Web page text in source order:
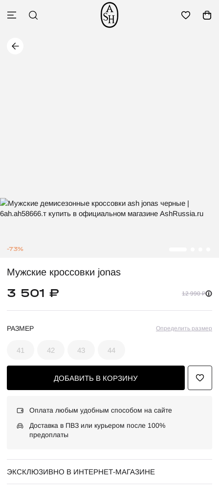
-73%
Мужские кроссовки jonas
3 501 ₽ 12 990 ₽
РАЗМЕР Определить размер
41 42 43 44
ДОБАВИТЬ В КОРЗИНУ
Оплата любым удобным способом на сайте
Доставка в ПВЗ или курьером после 100%
предоплаты
ЭКСКЛЮЗИВНО В ИНТЕРНЕТ-МАГАЗИНЕ